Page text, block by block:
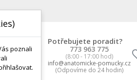
Potřebujete poradit?
773 963 775
(8:00 - 17:00 hod)
info@anatomicke-pomucky.cz
(Odpovíme do 24 hodin)
poznali